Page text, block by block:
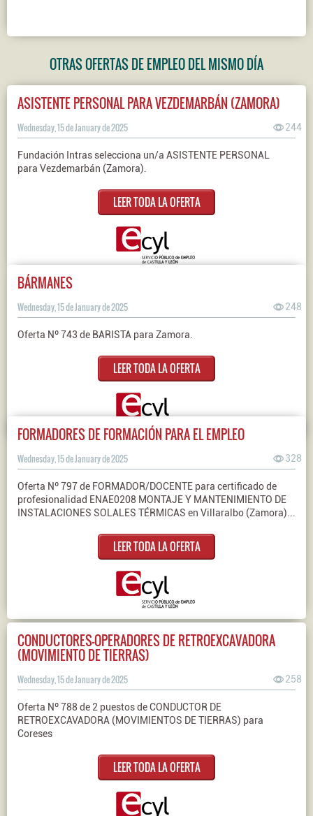
OTRAS OFERTAS DE EMPLEO DEL MISMO DÍA
ASISTENTE PERSONAL PARA VEZDEMARBÁN (ZAMORA)
Wednesday, 15 de January de 2025 244
Fundación Intras selecciona un/a ASISTENTE PERSONAL
para Vezdemarbán (Zamora).
LEER TODA LA OFERTA
BÁRMANES
Wednesday, 15 de January de 2025 248
Oferta Nº 743 de BARISTA para Zamora.
LEER TODA LA OFERTA
FORMADORES DE FORMACIÓN PARA EL EMPLEO
Wednesday, 15 de January de 2025 328
Oferta Nº 797 de FORMADOR/DOCENTE para certificado de
profesionalidad ENAE0208 MONTAJE Y MANTENIMIENTO DE
INSTALACIONES SOLALES TÉRMICAS en Villaralbo (Zamora)...
LEER TODA LA OFERTA
CONDUCTORES-OPERADORES DE RETROEXCAVADORA
(MOVIMIENTO DE TIERRAS)
Wednesday, 15 de January de 2025 258
Oferta Nº 788 de 2 puestos de CONDUCTOR DE
RETROEXCAVADORA (MOVIMIENTOS DE TIERRAS) para
Coreses
LEER TODA LA OFERTA